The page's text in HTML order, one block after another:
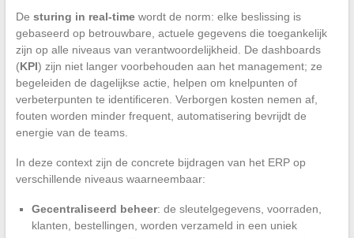
De sturing in real-timewordt de norm: elke beslissing is
gebaseerd op betrouwbare, actuele gegevens die toegankelijk
zijn op alle niveaus van verantwoordelijkheid. De dashboards
(KPI) zijn niet langer voorbehouden aan het management; ze
begeleiden de dagelijkse actie, helpen om knelpunten of
verbeterpunten te identificeren. Verborgen kosten nemen af,
fouten worden minder frequent, automatisering bevrijdt de
energie van de teams.
In deze context zijn de concrete bijdragen van het ERP op
verschillende niveaus waarneembaar:
Gecentraliseerd beheer: de sleutelgegevens, voorraden,
klanten, bestellingen, worden verzameld in een uniek